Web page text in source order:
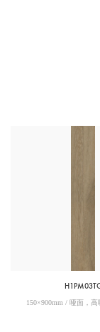
150×900mm / 哑面，